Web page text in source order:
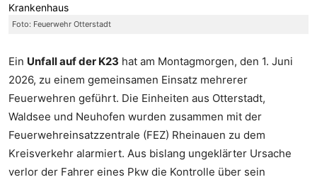
Foto: Feuerwehr Otterstadt
Ein Unfall auf der K23 hat am Montagmorgen, den 1. Juni
2026, zu einem gemeinsamen Einsatz mehrerer
Feuerwehren geführt. Die Einheiten aus Otterstadt,
Waldsee und Neuhofen wurden zusammen mit der
Feuerwehreinsatzzentrale (FEZ) Rheinauen zu dem
Kreisverkehr alarmiert. Aus bislang ungeklärter Ursache
verlor der Fahrer eines Pkw die Kontrolle über sein